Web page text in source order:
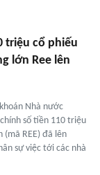
triệu cổ phiếu
lớn Ree lên
Nhà nước
số tiền 110 triệu
(mã REE) đã lên
sự việc tới các nhà